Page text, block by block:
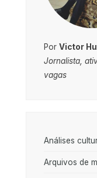
Por Victor
Jornalista,
vagas
Análises
Arquivos de